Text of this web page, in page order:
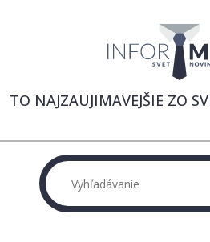
TO NAJZAUJIMAVEJŠIE ZO